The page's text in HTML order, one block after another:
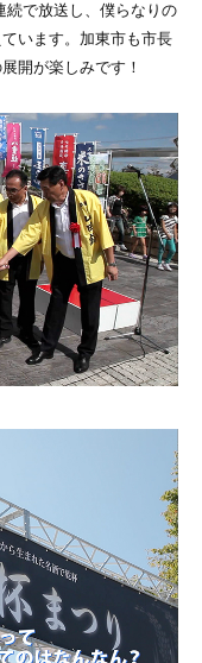
続で放送し、僕らなりの
います。加東市も市長
開が楽しみです！